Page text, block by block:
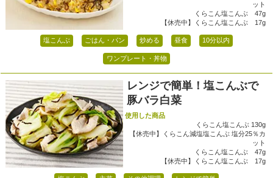
ット
くらこん塩こんぶ 47g
【休売中】くらこん塩こんぶ 17g
塩こんぶ ごはん・パン 炒める 昼食 10分以内
ワンプレート・丼物
レンジで簡単！塩こんぶで
豚バラ白菜
使用した商品
くらこん塩こんぶ 130g
【休売中】くらこん減塩塩こんぶ 塩分25％カ
ット
くらこん塩こんぶ 47g
【休売中】くらこん塩こんぶ 17g